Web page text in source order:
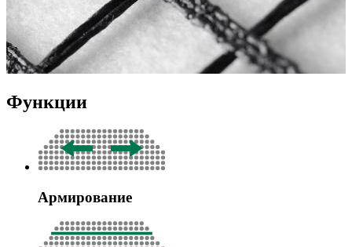
Функции
Армирование